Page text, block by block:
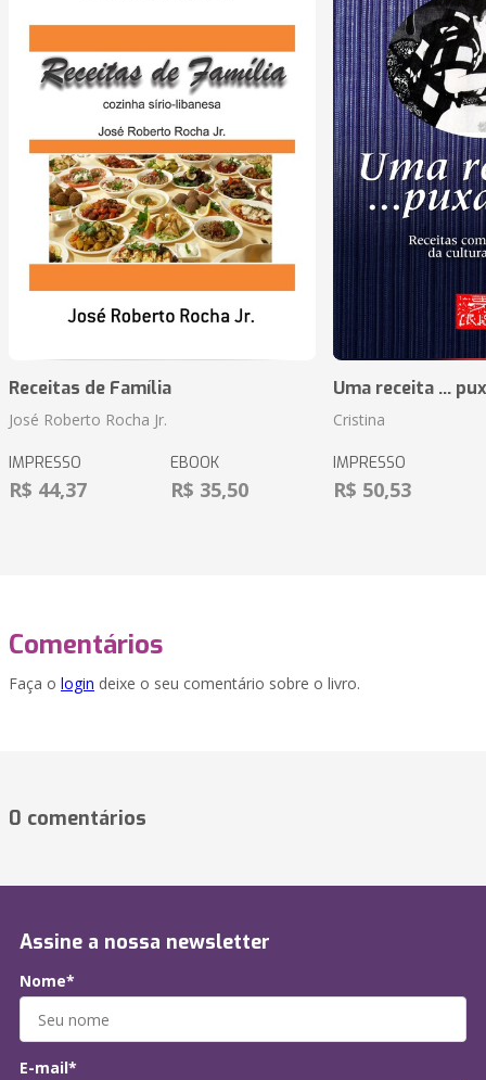
Receitas de Família
José Roberto Rocha Jr.
IMPRESSO
R$ 44,37
EBOOK
R$ 35,50
Uma receita ...
Cristina
IMPRESSO
R$ 50,53
Comentários
Faça o login deixe o seu comentário sobre o livro.
0 comentários
Assine a nossa newsletter
Nome*
E-mail*